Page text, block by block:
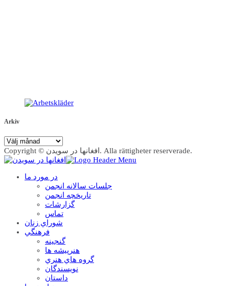
Arkiv
Arkiv
Copyright © افغانها در سویدن. Alla rättigheter reserverade.
در مورد ما
جلسات سالانه انجمن
تاریخچه انجمن
گزارشات
تماس
شوراي زنان
فرهنگي
گنجينه
هنرپيشه ها
گروه هاي هنري
نويسندگان
داستان